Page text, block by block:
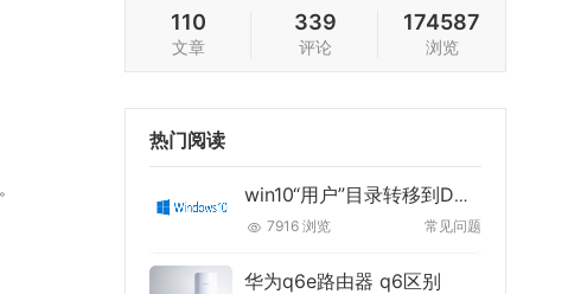
110
文章
339
评论
174587
浏览
热门阅读
win10“用户”目录转移到D盘的最佳方法
7916 浏览 常见问题
华为q6e路由器 q6区别